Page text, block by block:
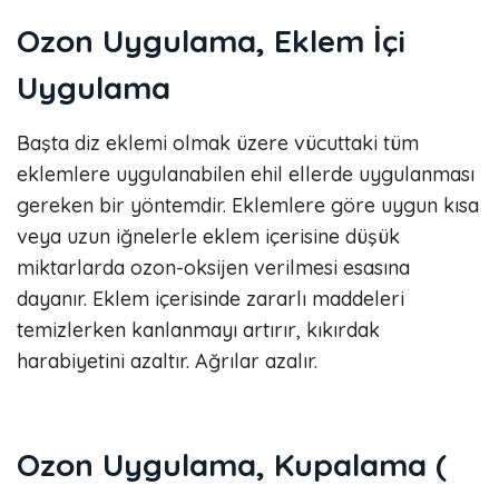
Ozon Uygulama, Eklem İçi
Uygulama
Başta diz eklemi olmak üzere vücuttaki tüm
eklemlere uygulanabilen ehil ellerde uygulanması
gereken bir yöntemdir. Eklemlere göre uygun kısa
veya uzun iğnelerle eklem içerisine düşük
miktarlarda ozon-oksijen verilmesi esasına
dayanır. Eklem içerisinde zararlı maddeleri
temizlerken kanlanmayı artırır, kıkırdak
harabiyetini azaltır. Ağrılar azalır.
Ozon Uygulama, Kupalama (